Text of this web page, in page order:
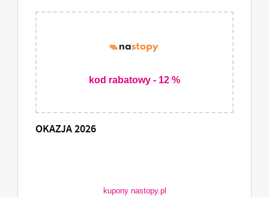
kod rabatowy - 12 %
OKAZJA 2026
kupony nastopy.pl